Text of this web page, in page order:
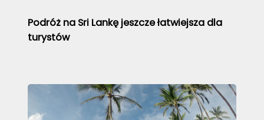
Podróż na Sri Lankę jeszcze łatwiejsza dla
turystów